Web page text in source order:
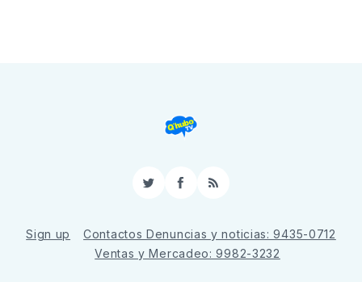
TwitterFacebook
RSS
Sign up
Contactos Denuncias y noticias: 9435-0712
Ventas y Mercadeo: 9982-3232